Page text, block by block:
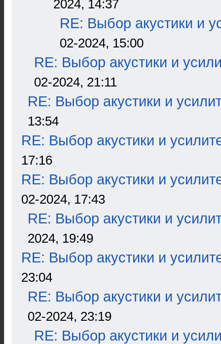
2024, 14:37
RE: Выбор акустики и
02-2024, 15:00
RE: Выбор акустики и
02-2024, 21:11
RE: Выбор акустики и
13:54
RE: Выбор акустики и
17:16
RE: Выбор акустики и
02-2024, 17:43
RE: Выбор акустики и
2024, 19:49
RE: Выбор акустики и
23:04
RE: Выбор акустики и
02-2024, 23:19
RE: Выбор акустики и